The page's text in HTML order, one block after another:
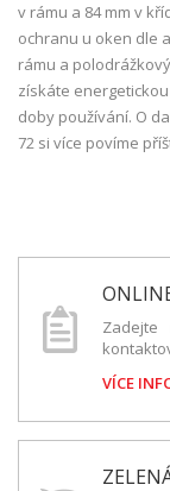
v rámu a 84 mm v
ochranu u oken dle
rámu a
získáte
doby používání. O
72 si více povíme
VÍCE